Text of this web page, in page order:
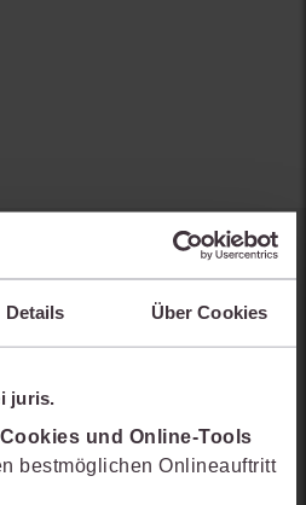
Details Über Cookies
juris.
und Online-Tools
bestmöglichen Onlineauftritt
nicht?
juris das Rechts- und
Zukunft gestaltet, welche
effizienter werden.